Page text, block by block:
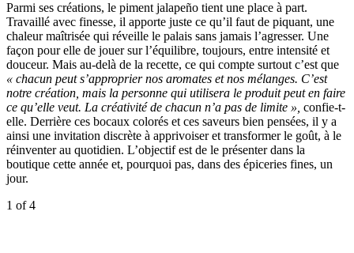
Parmi ses créations, le piment jalapeño tient une place à part.
Travaillé avec finesse, il apporte juste ce qu’il faut de piquant, une
chaleur maîtrisée qui réveille le palais sans jamais l’agresser. Une
façon pour elle de jouer sur l’équilibre, toujours, entre intensité et
douceur. Mais au-delà de la recette, ce qui compte surtout c’est que
« chacun peut s’approprier nos aromates et nos mélanges. C’est
notre création, mais la personne qui utilisera le produit peut en faire
ce qu’elle veut. La créativité de chacun n’a pas de limite », confie-t-
elle. Derrière ces bocaux colorés et ces saveurs bien pensées, il y a
ainsi une invitation discrète à apprivoiser et transformer le goût, à le
réinventer au quotidien. L’objectif est de le présenter dans la
boutique cette année et, pourquoi pas, dans des épiceries fines, un
jour.
1 of 4